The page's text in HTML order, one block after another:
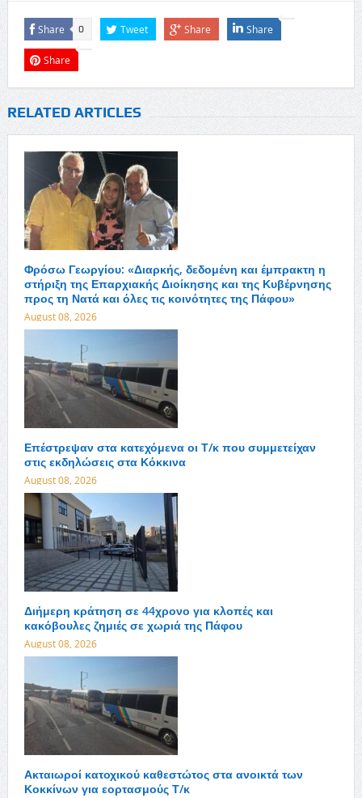
Share 0 Tweet Share Share
Share
RELATED ARTICLES
Φρόσω Γεωργίου: «Διαρκής, δεδομένη και έμπρακτη η
στήριξη της Επαρχιακής Διοίκησης και της Κυβέρνησης
προς τη Νατά και όλες τις κοινότητες της Πάφου»
August 08, 2026
Επέστρεψαν στα κατεχόμενα οι Τ/κ που συμμετείχαν
στις εκδηλώσεις στα Κόκκινα
August 08, 2026
Διήμερη κράτηση σε 44χρονο για κλοπές και
κακόβουλες ζημιές σε χωριά της Πάφου
August 08, 2026
Ακταιωροί κατοχικού καθεστώτος στα ανοικτά των
Κοκκίνων για εορτασμούς Τ/κ